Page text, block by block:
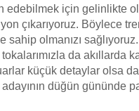
edebilmek için gelinlikte
çıkarıyoruz. Böylece
sahip olmanızı
da akıllarda
küçük detaylar olsa
adayının düğün gününde